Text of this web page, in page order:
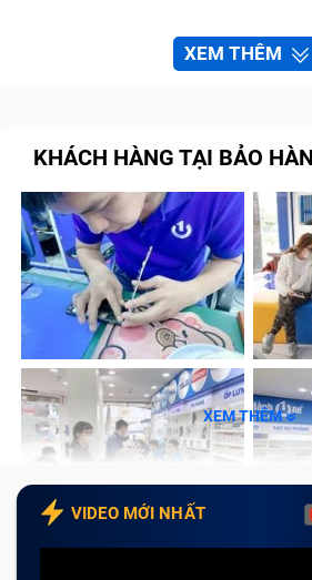
XEM THÊM
KHÁCH HÀNG TẠI BẢO
XEM THÊM
VIDEO MỚI NHẤT